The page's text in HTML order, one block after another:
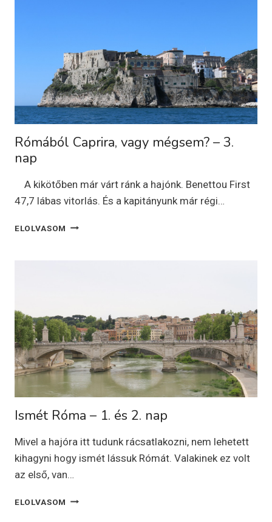
Rómából Caprira, vagy mégsem? – 3.
nap
A kikötőben már várt ránk a hajónk. Benettou First
47,7 lábas vitorlás. És a kapitányunk már régi…
ELOLVASOM RÓMÁBÓL
Ismét Róma – 1. és 2. nap
Mivel a hajóra itt tudunk rácsatlakozni, nem lehetett
kihagyni hogy ismét lássuk Rómát. Valakinek ez volt
az első, van…
ELOLVASOM ISMÉT